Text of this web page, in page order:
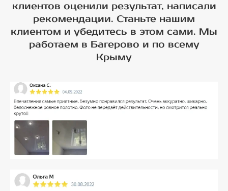
клиентов оценили результат, написали
рекомендации. Станьте нашим
клиентом и убедитесь в этом сами. Мы
работаем в Багерово и по всему
Крыму